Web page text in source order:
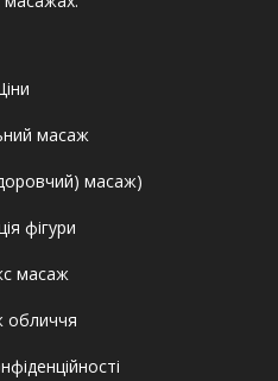
масаж
масаж)
фігури
масаж
обличчя